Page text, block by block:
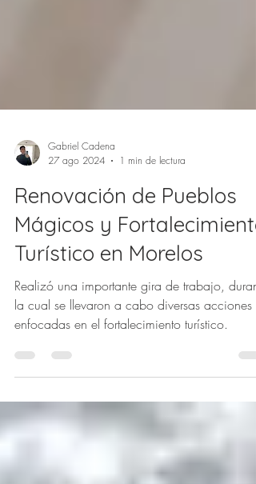
Gabriel Cadena
27 ago 2024
1 min de lectura
Renovación de Pueblos
Mágicos y Fortalecimiento
Turístico en Morelos
Realizó una importante gira de trabajo,
la cual se llevaron a cabo diversas acciones